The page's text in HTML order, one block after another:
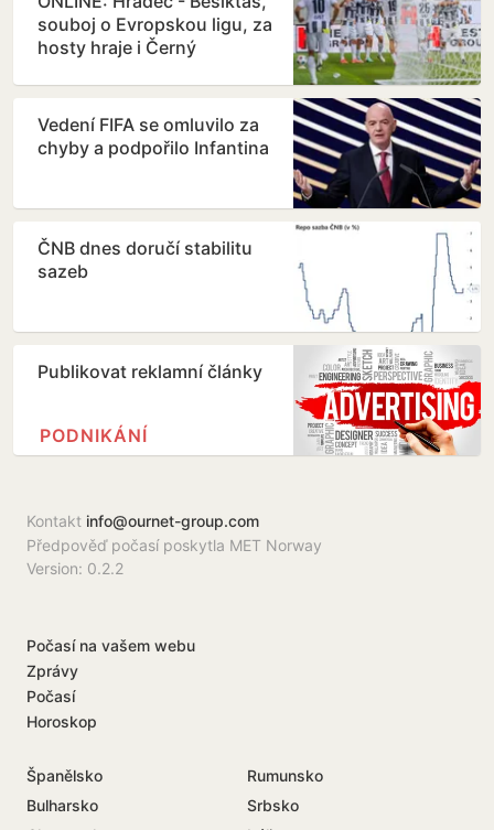
souboj o Evropskou ligu, za
hosty hraje i Černý
Vedení FIFA se omluvilo za
chyby a podpořilo Infantina
ČNB dnes doručí stabilitu
sazeb
Publikovat reklamní články
PODNIKÁNÍ
Kontakt info@ournet-group.com
Předpověď počasí poskytla MET Norway
Version: 0.2.2
Počasí na vašem webu
Zprávy
Počasí
Horoskop
Španělsko
Rumunsko
Bulharsko
Srbsko